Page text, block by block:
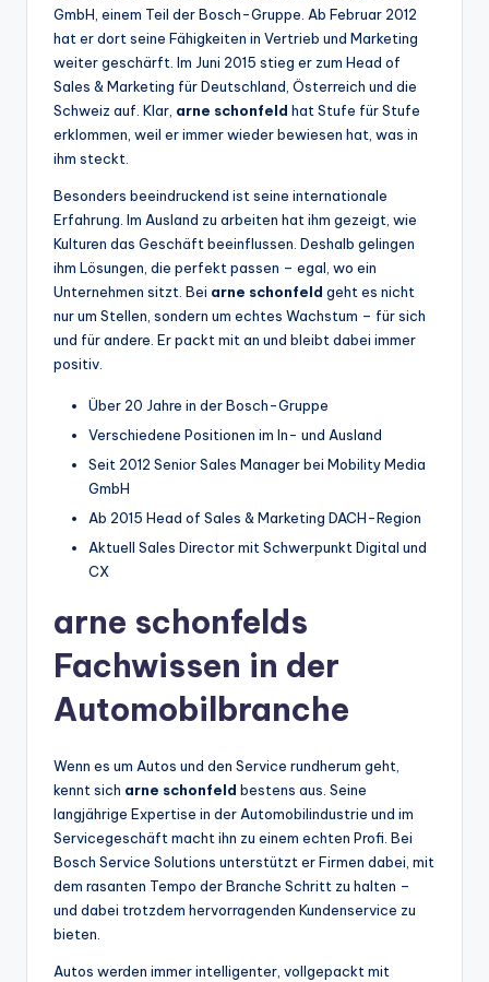
GmbH, einem Teil der Bosch-Gruppe. Ab Februar 2012
hat er dort seine Fähigkeiten in Vertrieb und Marketing
weiter geschärft. Im Juni 2015 stieg er zum Head of
Sales & Marketing für Deutschland, Österreich und die
Schweiz auf. Klar, arne schonfeld hat Stufe für Stufe
erklommen, weil er immer wieder bewiesen hat, was in
ihm steckt.
Besonders beeindruckend ist seine internationale
Erfahrung. Im Ausland zu arbeiten hat ihm gezeigt, wie
Kulturen das Geschäft beeinflussen. Deshalb gelingen
ihm Lösungen, die perfekt passen – egal, wo ein
Unternehmen sitzt. Bei arne schonfeld geht es nicht
nur um Stellen, sondern um echtes Wachstum – für sich
und für andere. Er packt mit an und bleibt dabei immer
positiv.
Über 20 Jahre in der Bosch-Gruppe
Verschiedene Positionen im In- und Ausland
Seit 2012 Senior Sales Manager bei Mobility Media
GmbH
Ab 2015 Head of Sales & Marketing DACH-Region
Aktuell Sales Director mit Schwerpunkt Digital und
CX
arne schonfelds
Fachwissen in der
Automobilbranche
Wenn es um Autos und den Service rundherum geht,
kennt sich arne schonfeld bestens aus. Seine
langjährige Expertise in der Automobilindustrie und im
Servicegeschäft macht ihn zu einem echten Profi. Bei
Bosch Service Solutions unterstützt er Firmen dabei, mit
dem rasanten Tempo der Branche Schritt zu halten –
und dabei trotzdem hervorragenden Kundenservice zu
bieten.
Autos werden immer intelligenter, vollgepackt mit